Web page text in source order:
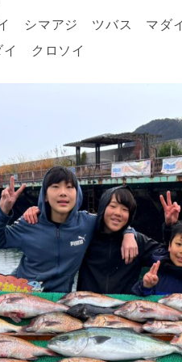
シマアジ ツバス マダ
イ クロソイ